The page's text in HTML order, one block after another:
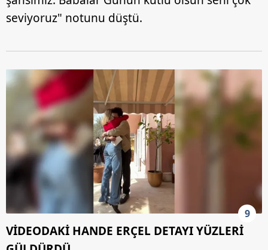
seviyoruz" notunu düştü.
9
VİDEODAKİ HANDE ERÇEL DETAYI YÜZLERİ